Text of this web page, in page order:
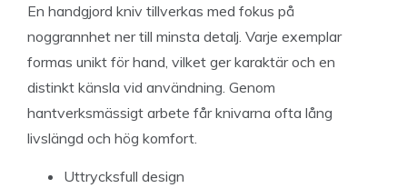
En handgjord kniv tillverkas med fokus på
noggrannhet ner till minsta detalj. Varje exemplar
formas unikt för hand, vilket ger karaktär och en
distinkt känsla vid användning. Genom
hantverksmässigt arbete får knivarna ofta lång
livslängd och hög komfort.
Uttrycksfull design